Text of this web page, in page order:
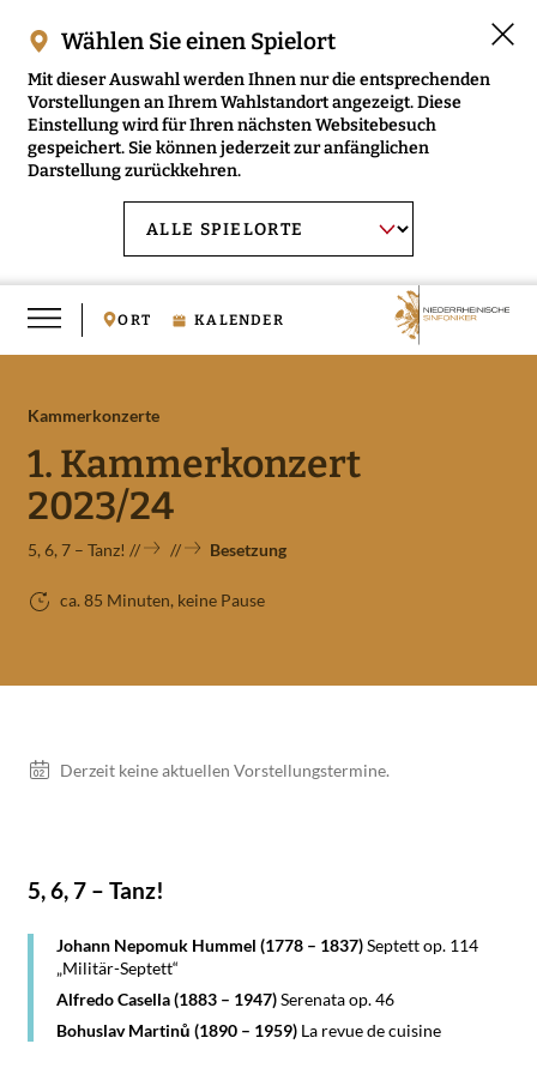
ORT KALENDER
Wählen Sie einen Spielort
Mit dieser Auswahl werden Ihnen nur die entsprechenden
Vorstellungen an Ihrem Wahlstandort angezeigt. Diese
Einstellung wird für Ihren nächsten Websitebesuch
gespeichert. Sie können jederzeit zur anfänglichen
Darstellung zurückkehren.
wählen:
NIEDERRHEINISCHE SINFONIKER ÖFFNEN
MUSIKVERMITTLUNG ÖFFNEN
Kammerkonzerte
1. Kammerkonzert
2023/24
5, 6, 7 – Tanz! Besetzung
ca. 85 Minuten, keine Pause
Vorstellungen
Derzeit keine aktuellen Vorstellungstermine.
5, 6, 7 – Tanz!
Johann Nepomuk Hummel (1778 – 1837)Septett op. 114
„Militär-Septett“
Alfredo Casella (1883 – 1947)Serenata op. 46
Bohuslav Martinů (1890 – 1959)La revue de cuisine